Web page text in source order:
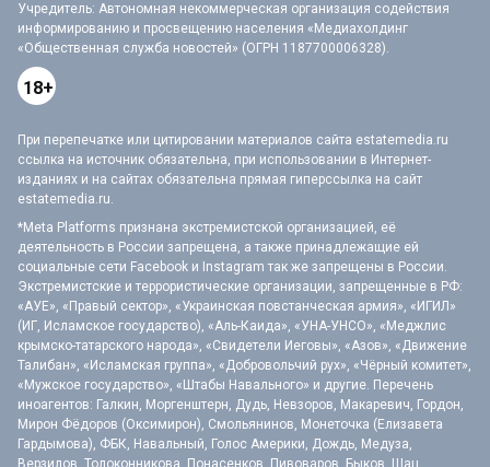
Учредитель: Автономная некоммерческая организация содействия
информированию и просвещению населения «Медиахолдинг
«Общественная служба новостей» (ОГРН 1187700006328).
18+
При перепечатке или цитировании материалов сайта estatemedia.ru
ссылка на источник обязательна, при использовании в Интернет-
изданиях и на сайтах обязательна прямая гиперссылка на сайт
estatemedia.ru.
*Meta Platforms признана экстремистской организацией, её
деятельность в России запрещена, а также принадлежащие ей
социальные сети Facebook и Instagram так же запрещены в России.
Экстремистские и террористические организации, запрещенные в РФ:
«АУЕ», «Правый сектор», «Украинская повстанческая армия», «ИГИЛ»
(ИГ, Исламское государство), «Аль-Каида», «УНА-УНСО», «Меджлис
крымско-татарского народа», «Свидетели Иеговы», «Азов», «Движение
Талибан», «Исламская группа», «Добровольчий рух», «Чёрный комитет»,
«Мужское государство», «Штабы Навального» и другие. Перечень
иноагентов: Галкин, Моргенштерн, Дудь, Невзоров, Макаревич, Гордон,
Мирон Фёдоров (Оксимирон), Смольянинов, Монеточка (Елизавета
Гардымова), ФБК, Навальный, Голос Америки, Дождь, Медуза,
Верзилов, Толоконникова, Понасенков, Пивоваров, Быков, Шац,